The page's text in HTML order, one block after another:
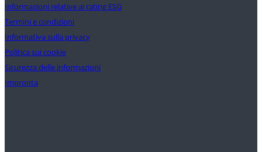
Informazioni relative ai rating ESG
Termini e condizioni
Informativa sulla privacy
Politica sui cookie
Sicurezza delle informazioni
Impronta